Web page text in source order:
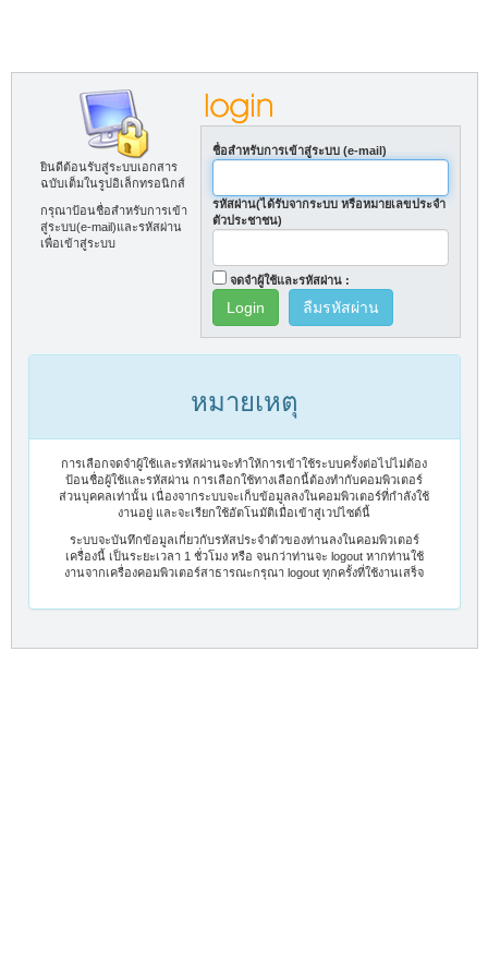
ชื่อสำหรับการเข้าสู่ระบบ (e-mail)
รหัสผ่าน(ได้รับจากระบบ หรือหมายเลขประจำ
ตัวประชาชน)
จดจำผู้ใช้และรหัสผ่าน :
ลืมรหัสผ่าน
ยินดีต้อนรับสู่ระบบเอกสาร
ฉบับเต็มในรูปอิเล็กทรอนิกส์
กรุณาป้อนชื่อสำหรับการเข้า
สู่ระบบ(e-mail)และรหัสผ่าน
เพื่อเข้าสู่ระบบ
หมายเหตุ
การเลือกจดจำผู้ใช้และรหัสผ่านจะทำให้การเข้าใช้ระบบครั้งต่อไปไม่ต้อง
ป้อนชื่อผู้ใช้และรหัสผ่าน การเลือกใช้ทางเลือกนี้ต้องทำกับคอมพิวเตอร์
ส่วนบุคคลเท่านั้น เนื่องจากระบบจะเก็บข้อมูลลงในคอมพิวเตอร์ที่กำลังใช้
งานอยู่ และจะเรียกใช้อัตโนมัติเมื่อเข้าสู่เวปไซต์นี้
ระบบจะบันทึกข้อมูลเกี่ยวกับรหัสประจำตัวของท่านลงในคอมพิวเตอร์
เครื่องนี้ เป็นระยะเวลา 1 ชั่วโมง หรือ จนกว่าท่านจะ logout หากท่านใช้
งานจากเครื่องคอมพิวเตอร์สาธารณะกรุณา logout ทุกครั้งที่ใช้งานเสร็จ